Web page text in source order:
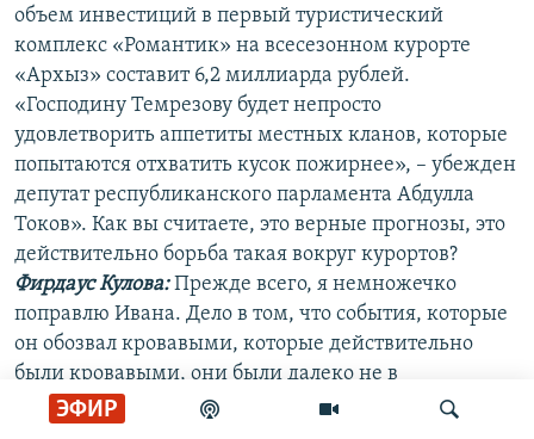
ЭФИР
объем инвестиций в первый туристический
комплекс «Романтик» на всесезонном курорте
«Архыз» составит 6,2 миллиарда рублей.
«Господину Темрезову будет непросто
удовлетворить аппетиты местных кланов, которые
попытаются отхватить кусок пожирнее», – убежден
депутат республиканского парламента Абдулла
Токов». Как вы считаете, это верные прогнозы, это
действительно борьба такая вокруг курортов?
Фирдаус Кулова:Прежде всего, я немножечко
поправлю Ивана. Дело в том, что события, которые
он обозвал кровавыми, которые действительно
были кровавыми, они были далеко не в
деятельность президента
Батдыева. Это наложило отпечаток